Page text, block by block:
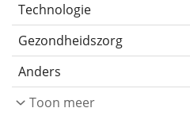
Technologie
Gezondheidszorg
Anders
Toon meer